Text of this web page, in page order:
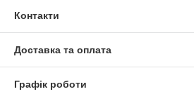
Контакти
Доставка та оплата
Графік роботи